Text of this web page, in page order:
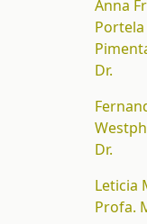
Anna
Portela
Dr.
Dr.
Leticia
Profa.